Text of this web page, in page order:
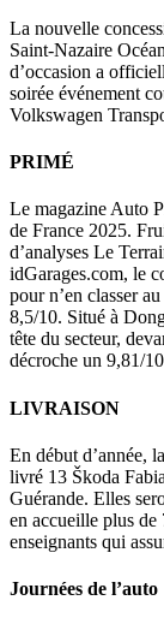
La nouvelle
Saint-Nazaire
d’occasion a
soirée événement
Volkswagen
PRIMÉ
Le magazine Auto
de France 2025.
d’analyses Le
idGarages.com, le
pour n’en classer
8,5/10. Situé à
tête du secteur,
décroche un 9,81/
LIVRAISON
En début d’année,
livré 13 Škoda
Guérande. Elles
en accueille plus de
enseignants qui
Journées de l’auto